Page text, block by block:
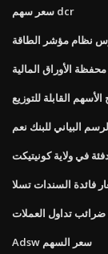
سعر سهم dcr
نظام مؤشر الطاقة
القابلة للتوزيع
البياني للبنك نعم
في ولاية كونيتيكت
فائدة السندات تسلا
تداول العملات
Adsw سعر السهم